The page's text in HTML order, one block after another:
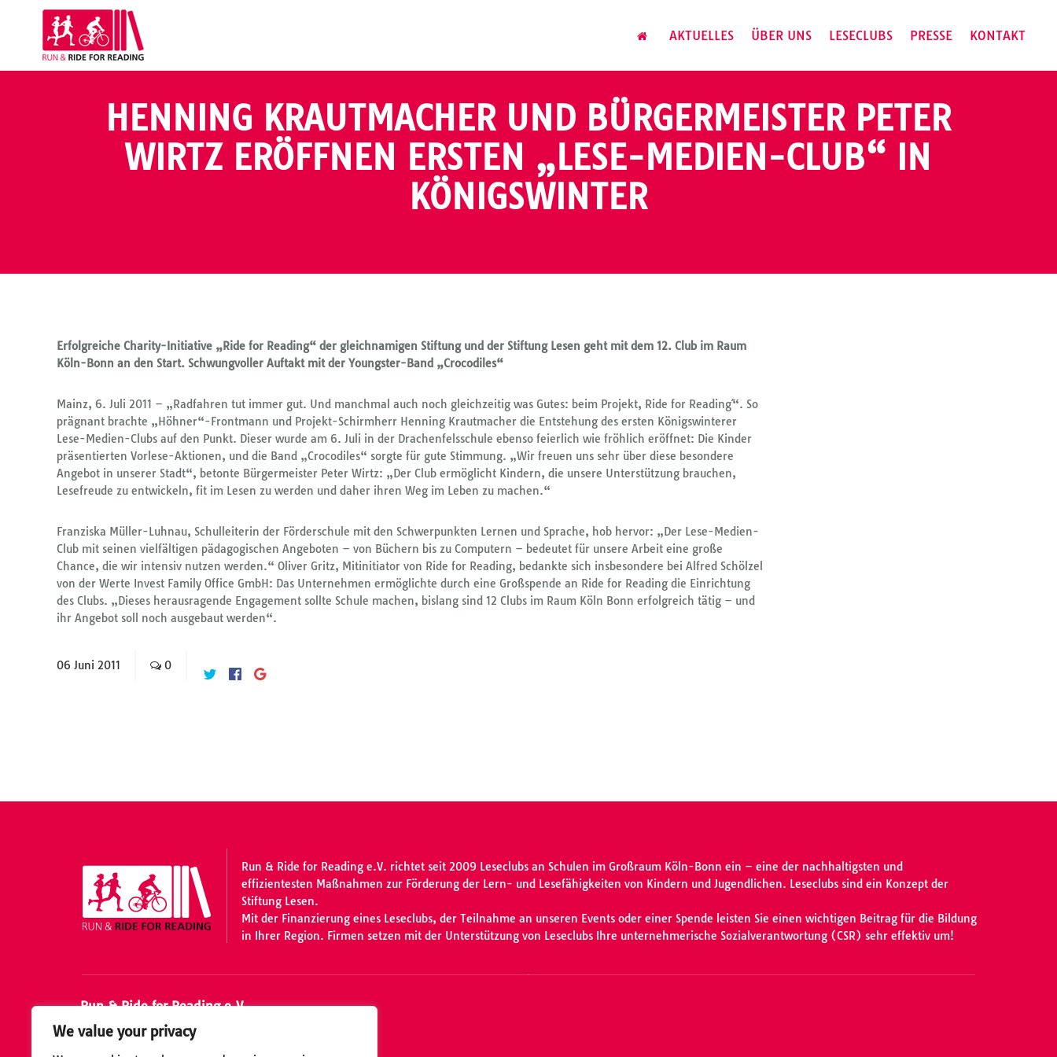
We value your privacy
AKTUELLES ÜBER UNS LESECLUBS PRESSE KONTAKT
HENNING KRAUTMACHER UND BÜRGERMEISTER PETER
WIRTZ ERÖFFNEN ERSTEN „LESE-MEDIEN-CLUB“ IN
KÖNIGSWINTER
Erfolgreiche Charity-Initiative „Ride for Reading“ der gleichnamigen Stiftung und der Stiftung Lesen geht mit dem 12. Club im Raum
Köln-Bonn an den Start. Schwungvoller Auftakt mit der Youngster-Band „Crocodiles“
Mainz, 6. Juli 2011 – „Radfahren tut immer gut. Und manchmal auch noch gleichzeitig was Gutes: beim Projekt, Ride for Reading´“. So
prägnant brachte „Höhner“-Frontmann und Projekt-Schirmherr Henning Krautmacher die Entstehung des ersten Königswinterer
Lese-Medien-Clubs auf den Punkt. Dieser wurde am 6. Juli in der Drachenfelsschule ebenso feierlich wie fröhlich eröffnet: Die Kinder
präsentierten Vorlese-Aktionen, und die Band „Crocodiles“ sorgte für gute Stimmung. „Wir freuen uns sehr über diese besondere
Angebot in unserer Stadt“, betonte Bürgermeister Peter Wirtz: „Der Club ermöglicht Kindern, die unsere Unterstützung brauchen,
Lesefreude zu entwickeln, fit im Lesen zu werden und daher ihren Weg im Leben zu machen.“
Franziska Müller-Luhnau, Schulleiterin der Förderschule mit den Schwerpunkten Lernen und Sprache, hob hervor: „Der Lese-Medien-
Club mit seinen vielfältigen pädagogischen Angeboten – von Büchern bis zu Computern – bedeutet für unsere Arbeit eine große
Chance, die wir intensiv nutzen werden.“ Oliver Gritz, Mitinitiator von Ride for Reading, bedankte sich insbesondere bei Alfred Schölzel
von der Werte Invest Family Office GmbH: Das Unternehmen ermöglichte durch eine Großspende an Ride for Reading die Einrichtung
des Clubs. „Dieses herausragende Engagement sollte Schule machen, bislang sind 12 Clubs im Raum Köln Bonn erfolgreich tätig – und
ihr Angebot soll noch ausgebaut werden“.
06 Juni 2011 0
Run & Ride for Reading e.V. richtet seit 2009 Leseclubs an Schulen im Großraum Köln-Bonn ein – eine der nachhaltigsten und
effizientesten Maßnahmen zur Förderung der Lern- und Lesefähigkeiten von Kindern und Jugendlichen. Leseclubs sind ein Konzept der
Stiftung Lesen.
Mit der Finanzierung eines Leseclubs, der Teilnahme an unseren Events oder einer Spende leisten Sie einen wichtigen Beitrag für die Bildung
in Ihrer Region. Firmen setzen mit der Unterstützung von Leseclubs Ihre unternehmerische Sozialverantwortung (CSR) sehr effektiv um!
Run & Ride for Reading e.V.
Rudolf-Diesel-Str. 16c • 53859 Niederkassel-Mondorf